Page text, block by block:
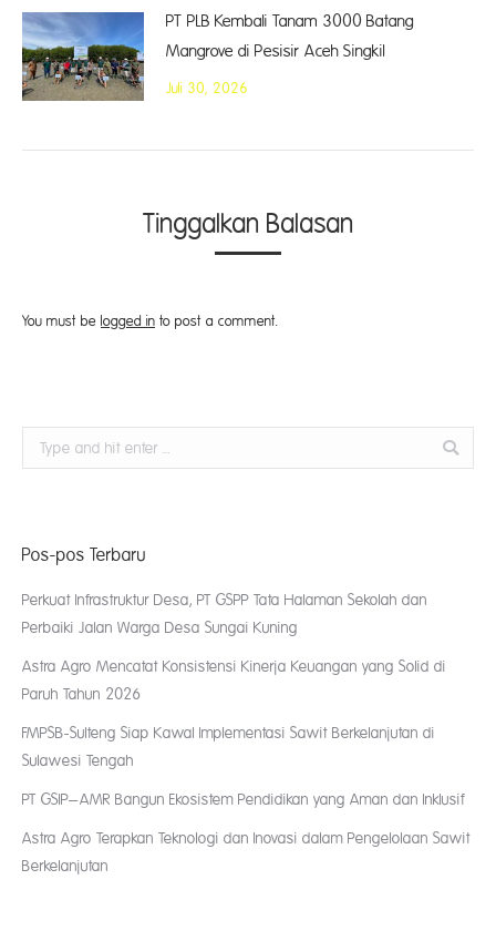
PT PLB Kembali Tanam 3000 Batang
Mangrove di Pesisir Aceh Singkil
Juli 30, 2026
Tinggalkan Balasan
You must be logged in to post a comment.
Search:
Pos-pos Terbaru
Perkuat Infrastruktur Desa, PT GSPP Tata Halaman Sekolah dan
Perbaiki Jalan Warga Desa Sungai Kuning
Astra Agro Mencatat Konsistensi Kinerja Keuangan yang Solid di
Paruh Tahun 2026
FMPSB-Sulteng Siap Kawal Implementasi Sawit Berkelanjutan di
Sulawesi Tengah
PT GSIP–AMR Bangun Ekosistem Pendidikan yang Aman dan Inklusif
Astra Agro Terapkan Teknologi dan Inovasi dalam Pengelolaan Sawit
Berkelanjutan